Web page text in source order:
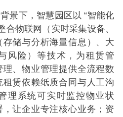
景下，智慧园区以 “智能化
合物联网（实时采集设备、
储与分析海量信息）、大
风险）等技术，为租赁管
、物业管理提供全流程数
赁依赖纸质合同与人工沟
理系统可实时监控物业状
让企业专注核心业务；资